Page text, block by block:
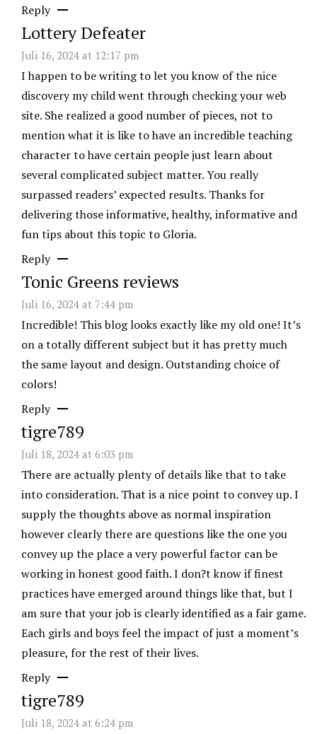
Reply
Lottery Defeater
Juli 16, 2024 at 12:17 pm
I happen to be writing to let you know of the nice
discovery my child went through checking your web
site. She realized a good number of pieces, not to
mention what it is like to have an incredible teaching
character to have certain people just learn about
several complicated subject matter. You really
surpassed readers’ expected results. Thanks for
delivering those informative, healthy, informative and
fun tips about this topic to Gloria.
Reply
Tonic Greens reviews
Juli 16, 2024 at 7:44 pm
Incredible! This blog looks exactly like my old one! It’s
on a totally different subject but it has pretty much
the same layout and design. Outstanding choice of
colors!
Reply
tigre789
Juli 18, 2024 at 6:03 pm
There are actually plenty of details like that to take
into consideration. That is a nice point to convey up. I
supply the thoughts above as normal inspiration
however clearly there are questions like the one you
convey up the place a very powerful factor can be
working in honest good faith. I don?t know if finest
practices have emerged around things like that, but I
am sure that your job is clearly identified as a fair game.
Each girls and boys feel the impact of just a moment’s
pleasure, for the rest of their lives.
Reply
tigre789
Juli 18, 2024 at 6:24 pm